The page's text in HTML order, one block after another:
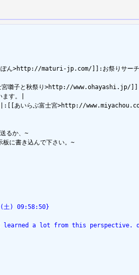
maturi-jp.com/]]:お祭りサーチ
と秋祭り>http://www.ohayashi.jp/]]:
す。|
いらぶ富士宮>http://
るか、~
に書き込んで下さい。~
土) 09:58:50}
a lot from this perspective.